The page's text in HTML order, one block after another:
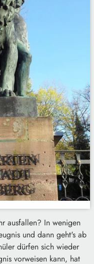
ausfallen? In wenigen
und dann geht's ab
dürfen sich wieder
vorweisen kann, hat